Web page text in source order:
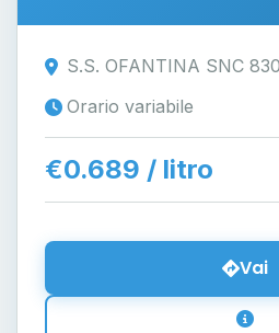
S.S. OFANTINA SNC
Orario variabile
€0.689 / litro
Vai